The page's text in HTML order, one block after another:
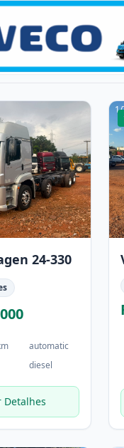
24-330
automatic
diesel
Detalhes
1/